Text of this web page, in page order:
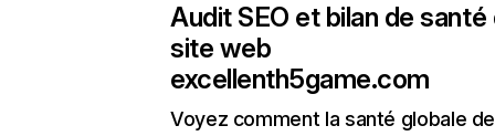
Audit SEO et bilan de santé
site web
excellenth5game.com
Voyez comment la santé globale